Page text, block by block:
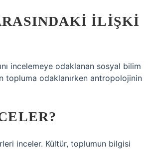
ILIŞKI
incelemeye odaklanan sosyal bilim
topluma odaklanırken antropolojinin
inceler. Kültür, toplumun bilgisi